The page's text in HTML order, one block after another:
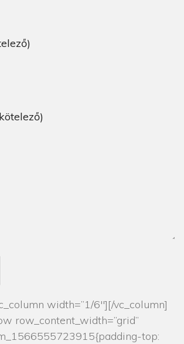
width=”1/6″][/vc_column]
row_content_width=”grid”
top: